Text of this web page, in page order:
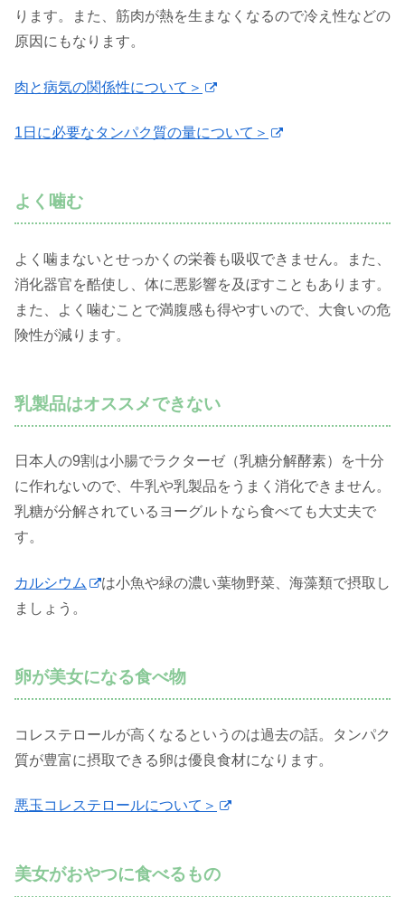
ります。また、筋肉が熱を生まなくなるので冷え性などの
原因にもなります。
肉と病気の関係性について＞
1日に必要なタンパク質の量について＞
よく噛む
よく噛まないとせっかくの栄養も吸収できません。また、
消化器官を酷使し、体に悪影響を及ぼすこともあります。
また、よく噛むことで満腹感も得やすいので、大食いの危
険性が減ります。
乳製品はオススメできない
日本人の9割は小腸でラクターゼ（乳糖分解酵素）を十分
に作れないので、牛乳や乳製品をうまく消化できません。
乳糖が分解されているヨーグルトなら食べても大丈夫で
す。
カルシウム
は小魚や緑の濃い葉物野菜、海藻類で摂取し
ましょう。
卵が美女になる食べ物
コレステロールが高くなるというのは過去の話。タンパク
質が豊富に摂取できる卵は優良食材になります。
悪玉コレステロールについて＞
美女がおやつに食べるもの